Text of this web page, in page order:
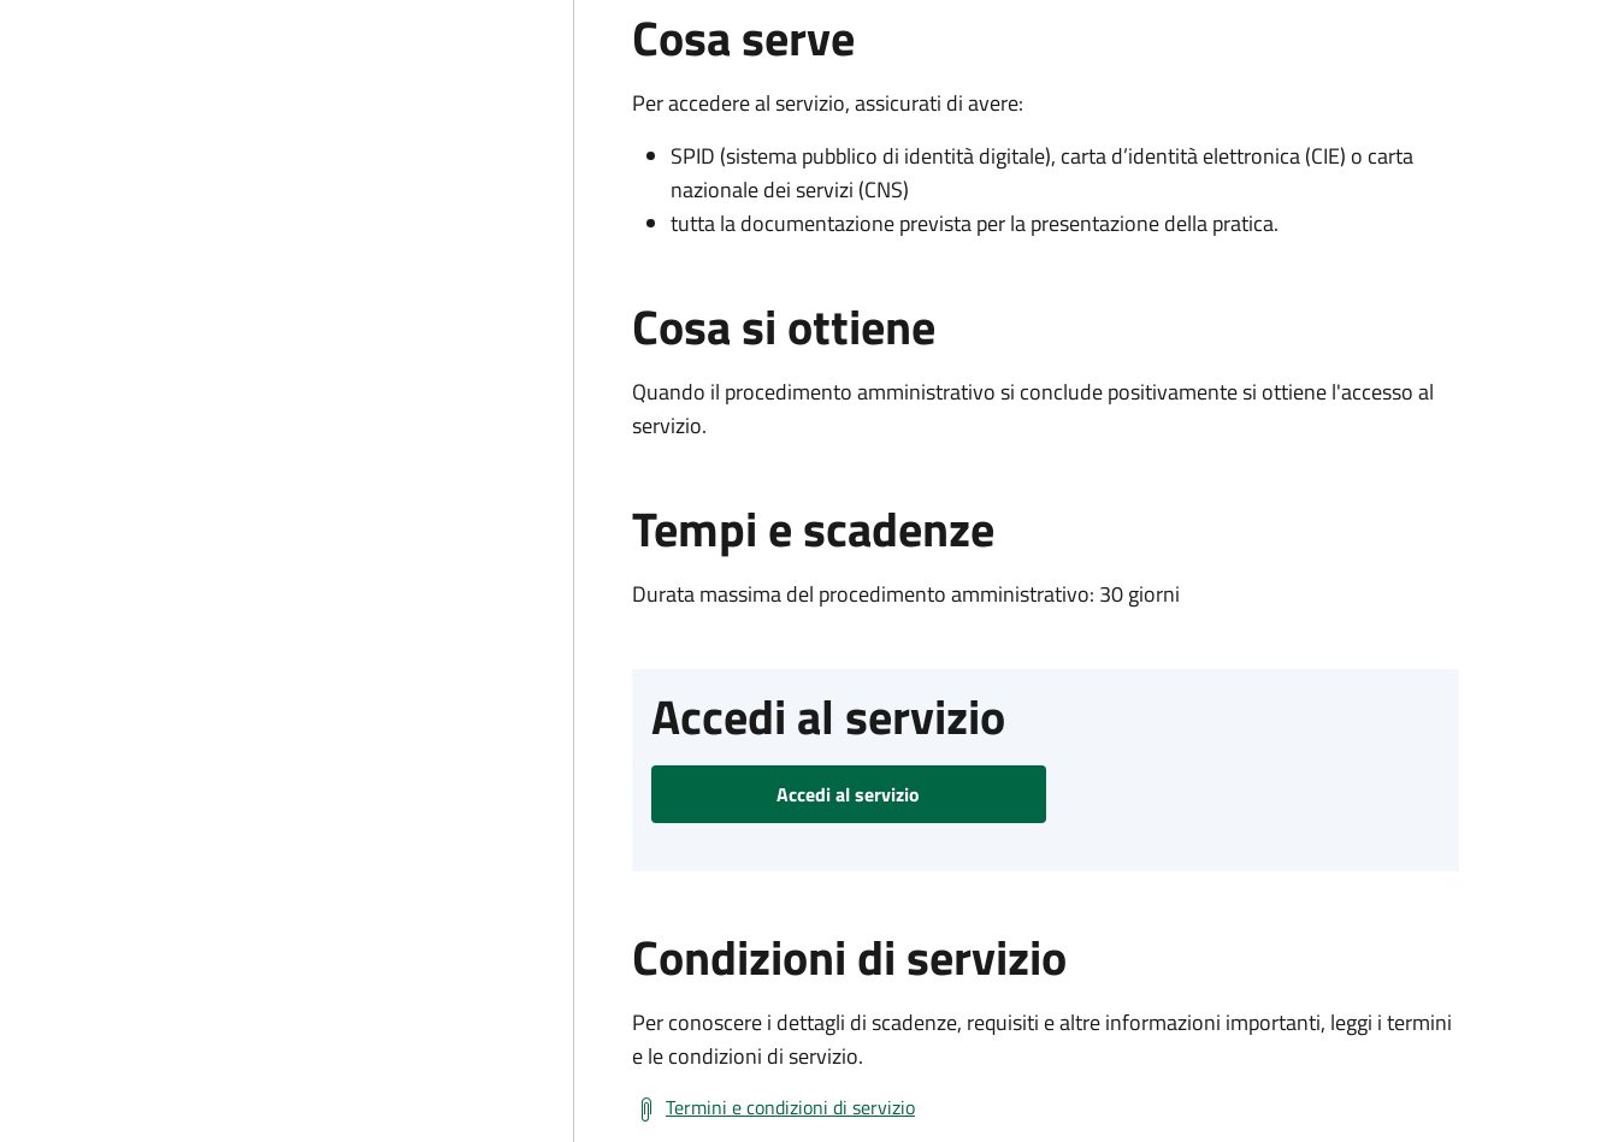
Cosa serve
Per accedere al servizio, assicurati di avere:
SPID (sistema pubblico di identità digitale), carta d’identità elettronica (CIE) o carta
nazionale dei servizi (CNS)
tutta la documentazione prevista per la presentazione della pratica.
Cosa si ottiene
Quando il procedimento amministrativo si conclude positivamente si ottiene l'accesso al
servizio.
Tempi e scadenze
Durata massima del procedimento amministrativo: 30 giorni
Accedi al servizio
Accedi al servizio
Condizioni di servizio
Per conoscere i dettagli di scadenze, requisiti e altre informazioni importanti, leggi i termini
e le condizioni di servizio.
Termini e condizioni di servizio